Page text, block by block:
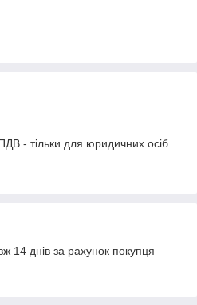
- тільки для юридичних осіб
14 днів за рахунок покупця